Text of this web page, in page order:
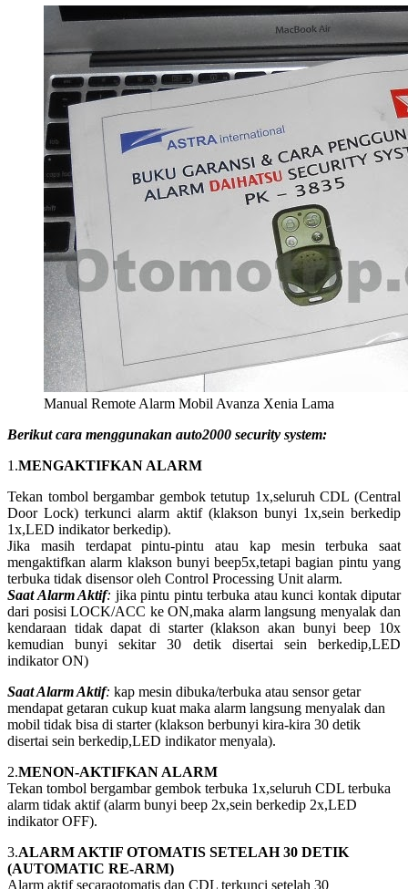
Manual Remote Alarm Mobil Avanza Xenia Lama
Berikut cara menggunakan auto2000 security system:
1.MENGAKTIFKAN ALARM
Tekan tombol bergambar gembok tetutup 1x,seluruh CDL (Central
Door Lock) terkunci alarm aktif (klakson bunyi 1x,sein berkedip
1x,LED indikator berkedip).
Jika masih terdapat pintu-pintu atau kap mesin terbuka saat
mengaktifkan alarm klakson bunyi beep5x,tetapi bagian pintu yang
terbuka tidak disensor oleh Control Processing Unit alarm.
Saat Alarm Aktif: jika pintu pintu terbuka atau kunci kontak diputar
dari posisi LOCK/ACC ke ON,maka alarm langsung menyalak dan
kendaraan tidak dapat di starter (klakson akan bunyi beep 10x
kemudian bunyi sekitar 30 detik disertai sein berkedip,LED
indikator ON)
Saat Alarm Aktif: kap mesin dibuka/terbuka atau sensor getar
mendapat getaran cukup kuat maka alarm langsung menyalak dan
mobil tidak bisa di starter (klakson berbunyi kira-kira 30 detik
disertai sein berkedip,LED indikator menyala).
2.MENON-AKTIFKAN ALARM
Tekan tombol bergambar gembok terbuka 1x,seluruh CDL terbuka
alarm tidak aktif (alarm bunyi beep 2x,sein berkedip 2x,LED
indikator OFF).
3.ALARM AKTIF OTOMATIS SETELAH 30 DETIK
(AUTOMATIC RE-ARM)
Alarm aktif secaraotomatis dan CDL terkunci setelah 30